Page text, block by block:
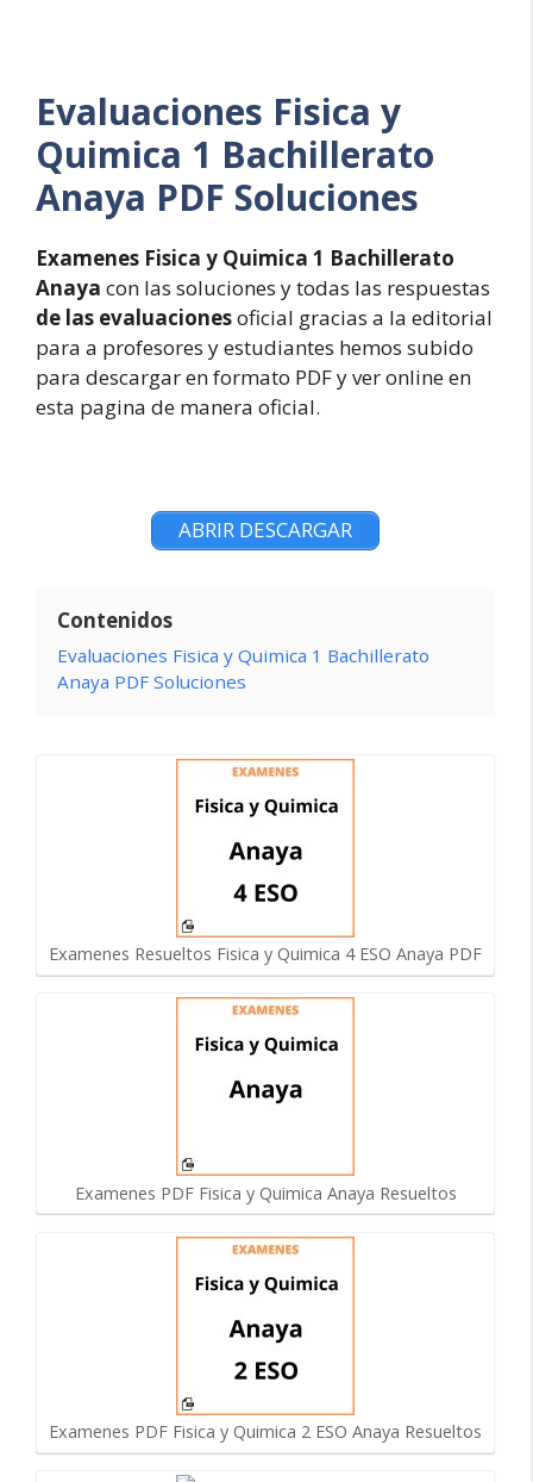
Evaluaciones Fisica y
Quimica 1 Bachillerato
Anaya PDF Soluciones
Examenes Fisica y Quimica 1 Bachillerato
Anaya con las soluciones y todas las respuestas
de las evaluacionesoficial gracias a la editorial
para a profesores y estudiantes hemos subido
para descargar en formato PDF y ver online en
esta pagina de manera oficial.
ABRIR DESCARGAR
Contenidos
Evaluaciones Fisica y Quimica 1 Bachillerato
Anaya PDF Soluciones
Examenes Resueltos Fisica y Quimica 4 ESO Anaya PDF
Examenes PDF Fisica y Quimica Anaya Resueltos
Examenes PDF Fisica y Quimica 2 ESO Anaya Resueltos